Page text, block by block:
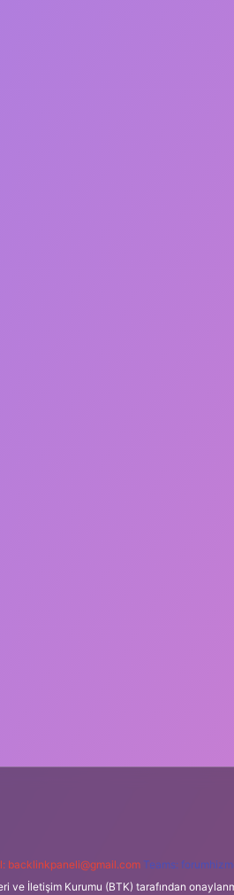
backlinkpaneli@gmail.com Teams:
ve İletişim Kurumu (BTK) tarafından